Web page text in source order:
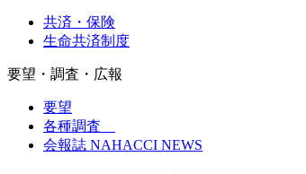
共済・保険
生命共済制度
要望・調査・広報
要望
各種調査
会報誌 NAHACCI NEWS